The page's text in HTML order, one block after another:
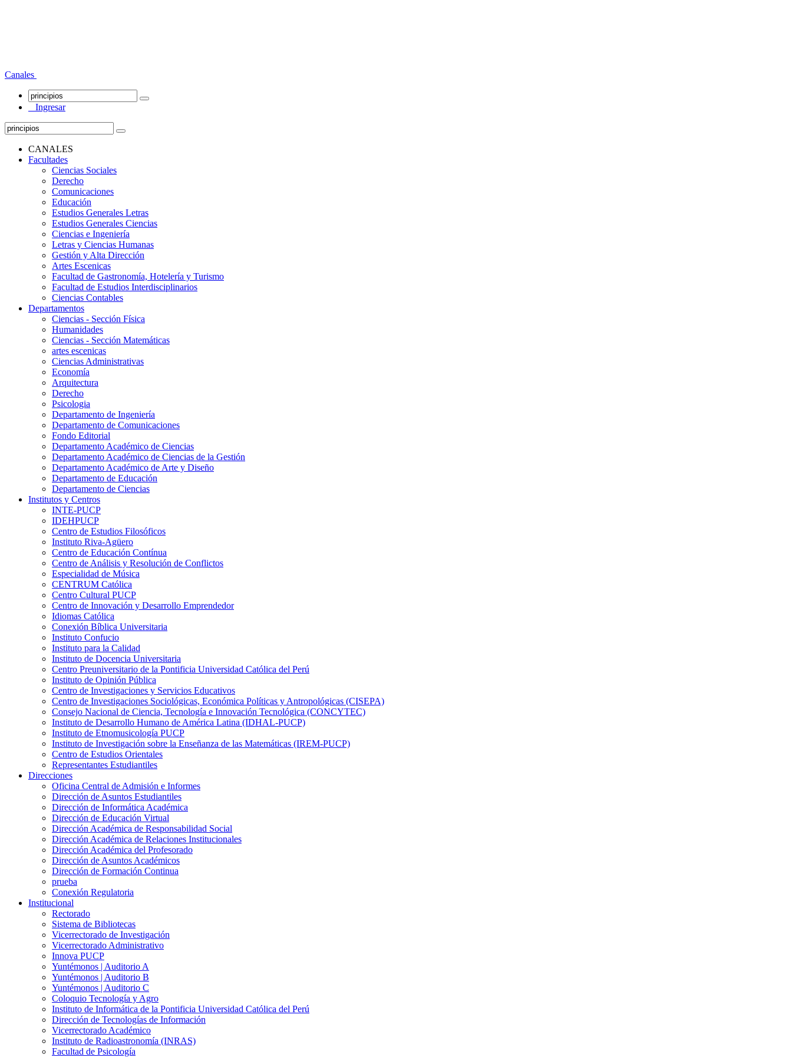
Canales
Ingresar
CANALES
Facultades
Ciencias Sociales
Derecho
Comunicaciones
Educación
Estudios Generales Letras
Estudios Generales Ciencias
Ciencias e Ingeniería
Letras y Ciencias Humanas
Gestión y Alta Dirección
Artes Escenicas
Facultad de Gastronomía, Hotelería y Turismo
Facultad de Estudios Interdisciplinarios
Ciencias Contables
Departamentos
Ciencias - Sección Física
Humanidades
Ciencias - Sección Matemáticas
artes escenicas
Ciencias Administrativas
Economía
Arquitectura
Derecho
Psicologia
Departamento de Ingeniería
Departamento de Comunicaciones
Fondo Editorial
Departamento Académico de Ciencias
Departamento Académico de Ciencias de la Gestión
Departamento Académico de Arte y Diseño
Departamento de Educación
Departamento de Ciencias
Institutos y Centros
INTE-PUCP
IDEHPUCP
Centro de Estudios Filosóficos
Instituto Riva-Agüero
Centro de Educación Contínua
Centro de Análisis y Resolución de Conflictos
Especialidad de Música
CENTRUM Católica
Centro Cultural PUCP
Centro de Innovación y Desarrollo Emprendedor
Idiomas Católica
Conexión Bíblica Universitaria
Instituto Confucio
Instituto para la Calidad
Instituto de Docencia Universitaria
Centro Preuniversitario de la Pontificia Universidad Católica del Perú
Instituto de Opinión Pública
Centro de Investigaciones y Servicios Educativos
Centro de Investigaciones Sociológicas, Económica Políticas y Antropológicas (CISEPA)
Consejo Nacional de Ciencia, Tecnología e Innovación Tecnológica (CONCYTEC)
Instituto de Desarrollo Humano de América Latina (IDHAL-PUCP)
Instituto de Etnomusicología PUCP
Instituto de Investigación sobre la Enseñanza de las Matemáticas (IREM-PUCP)
Centro de Estudios Orientales
Representantes Estudiantiles
Direcciones
Oficina Central de Admisión e Informes
Dirección de Asuntos Estudiantiles
Dirección de Informática Académica
Dirección de Educación Virtual
Dirección Académica de Responsabilidad Social
Dirección Académica de Relaciones Institucionales
Dirección Académica del Profesorado
Dirección de Asuntos Académicos
Dirección de Formación Continua
prueba
Conexión Regulatoria
Institucional
Rectorado
Sistema de Bibliotecas
Vicerrectorado de Investigación
Vicerrectorado Administrativo
Innova PUCP
Yuntémonos | Auditorio A
Yuntémonos | Auditorio B
Yuntémonos | Auditorio C
Coloquio Tecnología y Agro
Instituto de Informática de la Pontificia Universidad Católica del Perú
Dirección de Tecnologías de Información
Vicerrectorado Académico
Instituto de Radioastronomía (INRAS)
Facultad de Psicología